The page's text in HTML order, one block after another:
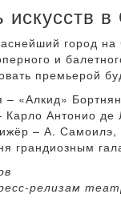
город
и
премьерой
«Алкид»
Антонио
– А.
грандиозным
релизам